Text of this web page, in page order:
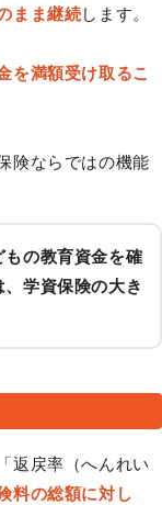
まま継続します。
を満額受け取るこ
険ならではの機能
の教育資金を確
学資保険の大き
返戻率（へんれい
料の総額に対し